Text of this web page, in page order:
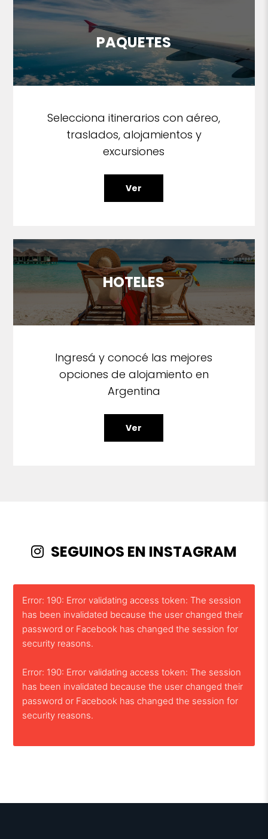
PAQUETES
Selecciona itinerarios con aéreo,
traslados, alojamientos y
excursiones
Ver
HOTELES
Ingresá y conocé las mejores
opciones de alojamiento en
Argentina
Ver
SEGUINOS EN INSTAGRAM
Error: 190: Error validating access token: The session
has been invalidated because the user changed their
password or Facebook has changed the session for
security reasons.
Error: 190: Error validating access token: The session
has been invalidated because the user changed their
password or Facebook has changed the session for
security reasons.